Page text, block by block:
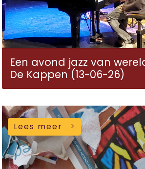
Een avond jazz van
De Kappen (13-06-26)
Lees meer